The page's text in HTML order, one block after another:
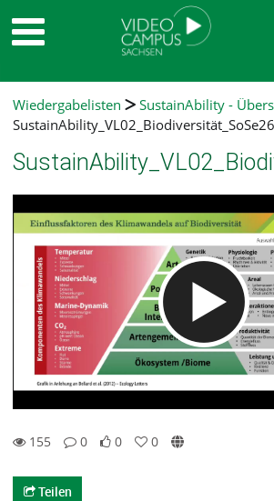
Wiedergabelisten
SustainAbility -
SustainAbility_VL02_Biodiversität_SoSe26
155
0
0
0
Teilen